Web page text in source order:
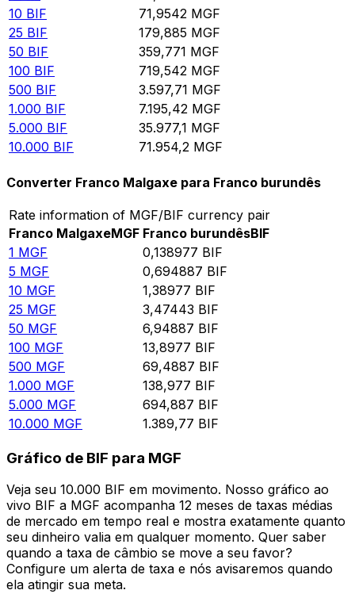
10 BIF 71,9542 MGF
25 BIF 179,885 MGF
50 BIF 359,771 MGF
100 BIF 719,542 MGF
500 BIF 3.597,71 MGF
1.000 BIF 7.195,42 MGF
5.000 BIF 35.977,1 MGF
10.000 BIF 71.954,2 MGF
Converter Franco Malgaxe para Franco burundês
Rate information of MGF/BIF currency pair
Franco MalgaxeMGF Franco burundêsBIF
1 MGF 0,138977 BIF
5 MGF 0,694887 BIF
10 MGF 1,38977 BIF
25 MGF 3,47443 BIF
50 MGF 6,94887 BIF
100 MGF 13,8977 BIF
500 MGF 69,4887 BIF
1.000 MGF 138,977 BIF
5.000 MGF 694,887 BIF
10.000 MGF 1.389,77 BIF
Gráfico de BIF para MGF
Veja seu 10.000 BIF em movimento. Nosso gráfico ao
vivo BIF a MGF acompanha 12 meses de taxas médias
de mercado em tempo real e mostra exatamente quanto
seu dinheiro valia em qualquer momento. Quer saber
quando a taxa de câmbio se move a seu favor?
Configure um alerta de taxa e nós avisaremos quando
ela atingir sua meta.